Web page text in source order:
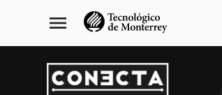
navegación
principal
menu